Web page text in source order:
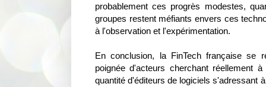
probablement ces progrès modestes,
groupes restent méfiants envers ces
à l'observation et l'expérimentation.
En conclusion, la FinTech française se
poignée d'acteurs cherchant réellement
quantité d'éditeurs de logiciels s'adressant